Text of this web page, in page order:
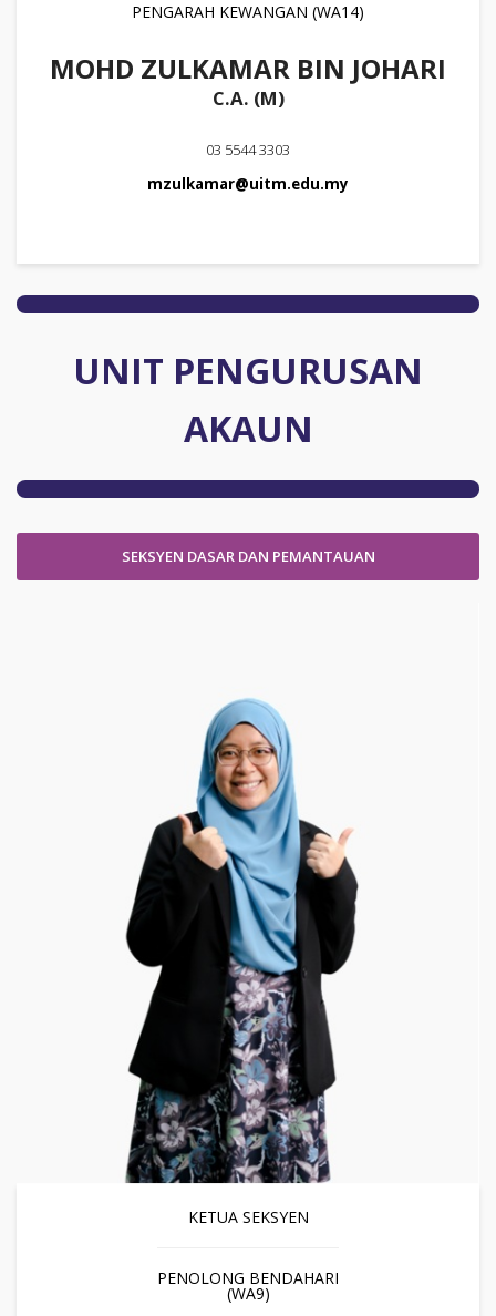
PENGARAH KEWANGAN (WA14)
MOHD ZULKAMAR BIN JOHARI
C.A. (M)
03 5544 3303
mzulkamar@uitm.edu.my
UNIT PENGURUSAN
AKAUN
SEKSYEN DASAR DAN PEMANTAUAN
KETUA SEKSYEN
PENOLONG BENDAHARI
(WA9)